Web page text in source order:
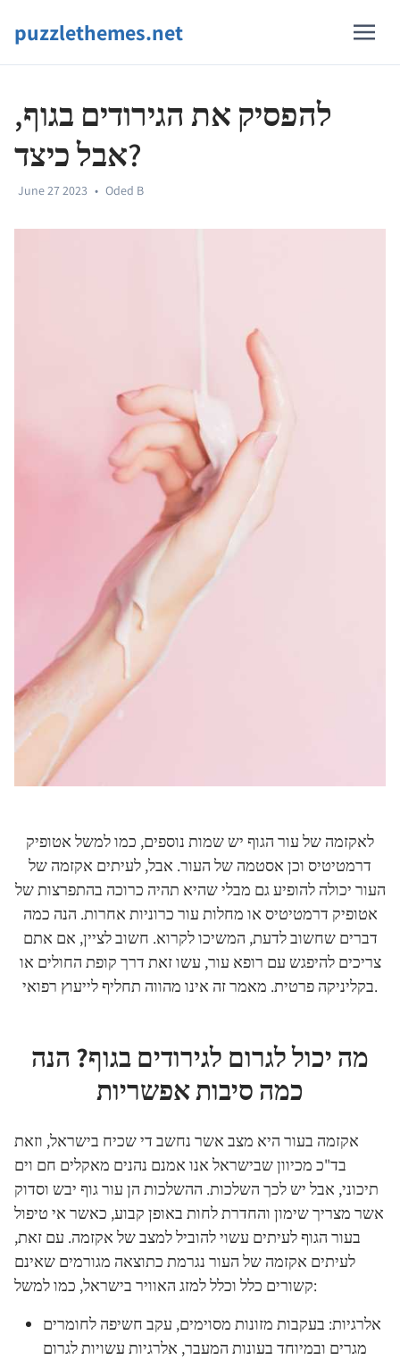
puzzlethemes.net
להפסיק את הגירודים בגוף,
אבל כיצד?
June 27 2023 • Oded B
לאקזמה של עור הגוף יש שמות נוספים, כמו למשל אטופיק
דרמטיטיס וכן אסטמה של העור. אבל, לעיתים אקזמה של
העור יכולה להופיע גם מבלי שהיא תהיה כרוכה בהתפרצות של
אטופיק דרמטיטיס או מחלות עור כרוניות אחרות. הנה כמה
דברים שחשוב לדעת, המשיכו לקרוא. חשוב לציין, אם אתם
צריכים להיפגש עם רופא עור, עשו זאת דרך קופת החולים או
בקליניקה פרטית. מאמר זה אינו מהווה תחליף לייעוץ רפואי.
מה יכול לגרום לגירודים בגוף? הנה
כמה סיבות אפשריות
אקזמה בעור היא מצב אשר נחשב די שכיח בישראל, וזאת
בד"כ מכיוון שבישראל אנו אמנם נהנים מאקלים חם וים
תיכוני, אבל יש לכך השלכות. ההשלכות הן עור גוף יבש וסדוק
אשר מצריך שימון והחדרת לחות באופן קבוע, כאשר אי טיפול
בעור הגוף לעיתים עשוי להוביל למצב של אקזמה. עם זאת,
לעיתים אקזמה של העור נגרמת כתוצאה מגורמים שאינם
קשורים כלל וכלל למזג האוויר בישראל, כמו למשל:
אלרגיות: בעקבות מזונות מסוימים, עקב חשיפה לחומרים
מגרים ובמיוחד בעונות המעבר, אלרגיות עשויות לגרום